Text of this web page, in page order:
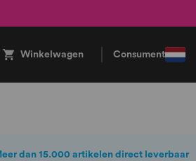
Winkelwagen Consument
dan 15.000 artikelen direct leverbaar